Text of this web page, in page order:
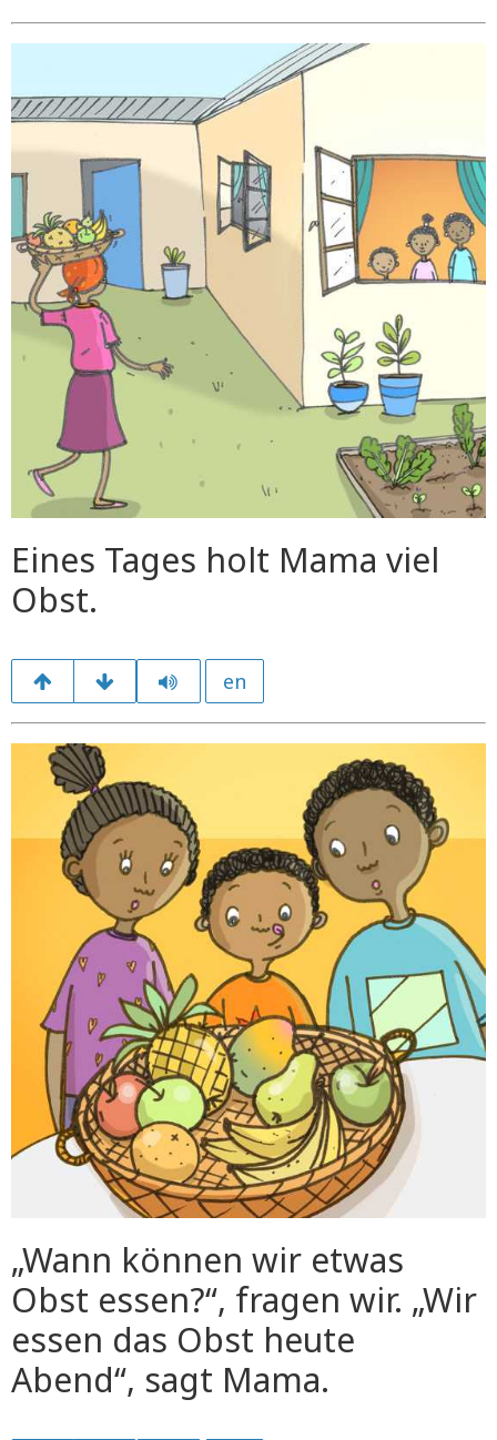
Eines Tages holt Mama viel
Obst.
en
„Wann können wir etwas
Obst essen?“, fragen wir. „Wir
essen das Obst heute
Abend“, sagt Mama.